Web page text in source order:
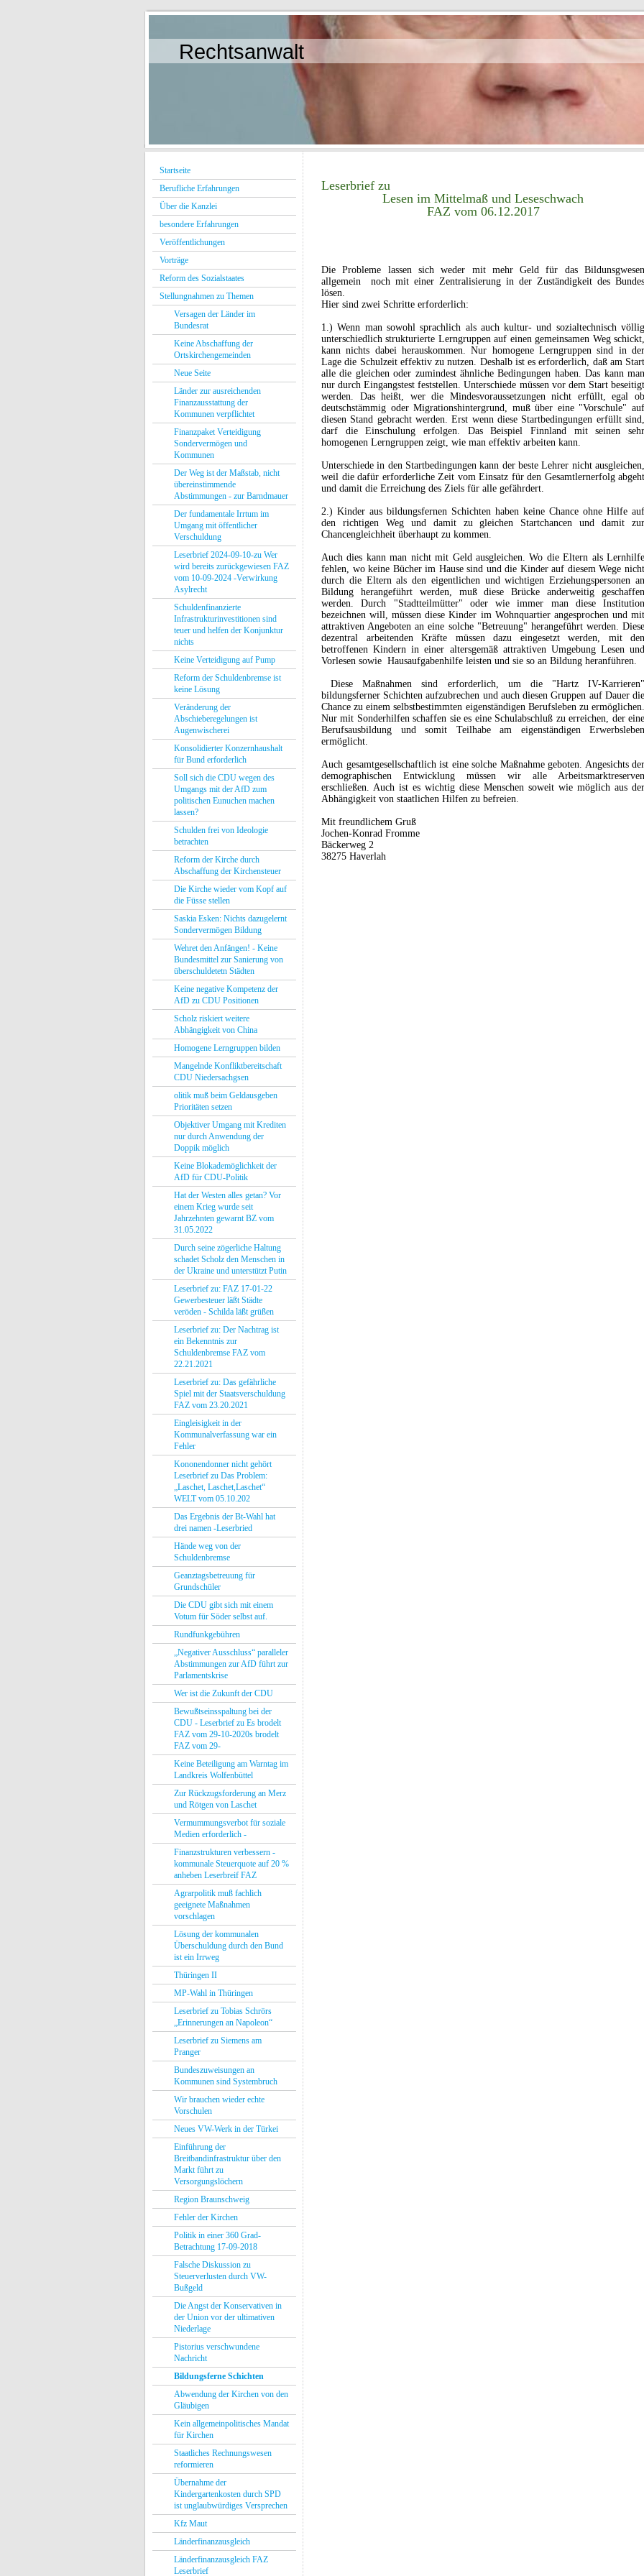
Rechtsanwalt
Startseite
Berufliche Erfahrungen
Über die Kanzlei
besondere Erfahrungen
Veröffentlichungen
Vorträge
Reform des Sozialstaates
Stellungnahmen zu Themen
Versagen der Länder im
Bundesrat
Keine Abschaffung der
Ortskirchengemeinden
Neue Seite
Länder zur ausreichenden
Finanzausstattung der
Kommunen verpflichtet
Finanzpaket Verteidigung
Sondervermögen und
Kommunen
Der Weg ist der Maßstab, nicht
übereinstimmende
Abstimmungen - zur Barndmauer
Der fundamentale Irrtum im
Umgang mit öffentlicher
Verschuldung
Leserbrief 2024-09-10-zu Wer
wird bereits zurückgewiesen FAZ
vom 10-09-2024 -Verwirkung
Asylrecht
Schuldenfinanzierte
Infrastrukturinvestitionen sind
teuer und helfen der Konjunktur
nichts
Keine Verteidigung auf Pump
Reform der Schuldenbremse ist
keine Lösung
Veränderung der
Abschieberegelungen ist
Augenwischerei
Konsolidierter Konzernhaushalt
für Bund erforderlich
Soll sich die CDU wegen des
Umgangs mit der AfD zum
politischen Eunuchen machen
lassen?
Schulden frei von Ideologie
betrachten
Reform der Kirche durch
Abschaffung der Kirchensteuer
Die Kirche wieder vom Kopf auf
die Füsse stellen
Saskia Esken: Nichts dazugelernt
Sondervermögen Bildung
Wehret den Anfängen! - Keine
Bundesmittel zur Sanierung von
überschuldetetn Städten
Keine negative Kompetenz der
AfD zu CDU Positionen
Scholz riskiert weitere
Abhängigkeit von China
Homogene Lerngruppen bilden
Mangelnde Konfliktbereitschaft
CDU Niedersachgsen
olitik muß beim Geldausgeben
Prioritäten setzen
Objektiver Umgang mit Krediten
nur durch Anwendung der
Doppik möglich
Keine Blokademöglichkeit der
AfD für CDU-Politik
Hat der Westen alles getan? Vor
einem Krieg wurde seit
Jahrzehnten gewarnt BZ vom
31.05.2022
Durch seine zögerliche Haltung
schadet Scholz den Menschen in
der Ukraine und unterstützt Putin
Leserbrief zu: FAZ 17-01-22
Gewerbesteuer läßt Städte
veröden - Schilda läßt grüßen
Leserbrief zu: Der Nachtrag ist
ein Bekenntnis zur
Schuldenbremse FAZ vom
22.21.2021
Leserbrief zu: Das gefährliche
Spiel mit der Staatsverschuldung
FAZ vom 23.20.2021
Eingleisigkeit in der
Kommunalverfassung war ein
Fehler
Kononendonner nicht gehört
Leserbrief zu Das Problem:
„Laschet, Laschet,Laschet“
WELT vom 05.10.202
Das Ergebnis der Bt-Wahl hat
drei namen -Leserbried
Hände weg von der
Schuldenbremse
Geanztagsbetreuung für
Grundschüler
Die CDU gibt sich mit einem
Votum für Söder selbst auf.
Rundfunkgebühren
„Negativer Ausschluss“ paralleler
Abstimmungen zur AfD führt zur
Parlamentskrise
Wer ist die Zukunft der CDU
Bewußtseinsspaltung bei der
CDU - Leserbrief zu Es brodelt
FAZ vom 29-10-2020s brodelt
FAZ vom 29-
Keine Beteiligung am Warntag im
Landkreis Wolfenbüttel
Zur Rückzugsforderung an Merz
und Rötgen von Laschet
Vermummungsverbot für soziale
Medien erforderlich -
Finanzstrukturen verbessern -
kommunale Steuerquote auf 20 %
anheben Leserbreif FAZ
Agrarpolitik muß fachlich
geeignete Maßnahmen
vorschlagen
Lösung der kommunalen
Überschuldung durch den Bund
ist ein Irrweg
Thüringen II
MP-Wahl in Thüringen
Leserbrief zu Tobias Schrörs
„Erinnerungen an Napoleon“
Leserbrief zu Siemens am
Pranger
Bundeszuweisungen an
Kommunen sind Systembruch
Wir brauchen wieder echte
Vorschulen
Neues VW-Werk in der Türkei
Einführung der
Breitbandinfrastruktur über den
Markt führt zu
Versorgungslöchern
Region Braunschweig
Fehler der Kirchen
Politik in einer 360 Grad-
Betrachtung 17-09-2018
Falsche Diskussion zu
Steuerverlusten durch VW-
Bußgeld
Die Angst der Konservativen in
der Union vor der ultimativen
Niederlage
Pistorius verschwundene
Nachricht
Bildungsferne Schichten
Abwendung der Kirchen von den
Gläubigen
Kein allgemeinpolitisches Mandat
für Kirchen
Staatliches Rechnungswesen
reformieren
Übernahme der
Kindergartenkosten durch SPD
ist unglaubwürdiges Versprechen
Kfz Maut
Länderfinanzausgleich
Länderfinanzausgleich FAZ
Leserbrief
Leserbrief zu
Lesen im Mittelmaß und Leseschwach
FAZ vom 06.12.2017
Die Probleme lassen sich weder mit mehr Geld für das Bildunsgwesen
allgemein noch mit einer Zentralisierung in der Zuständigkeit des Bundes
lösen.
Hier sind zwei Schritte erforderlich:
1.) Wenn man sowohl sprachlich als auch kultur- und sozialtechnisch völlig
unterschiedlich strukturierte Lerngruppen auf einen gemeinsamen Weg schickt,
kann nichts dabei herauskommen. Nur homogene Lerngruppen sind in der
Lage die Schulzeit effektiv zu nutzen. Deshalb ist es erforderlich, daß am Start
alle die gleichen oder zumindest ähnliche Bedingungen haben. Das kann man
nur durch Eingangstest feststellen. Unterschiede müssen vor dem Start beseitigt
werden. Das heißt, wer die Mindesvoraussetzungen nicht erfüllt, egal ob
deutschstämmig oder Migrationshintergrund, muß über eine "Vorschule" auf
diesen Stand gebracht werden. Erst wenn diese Startbedingungen erfüllt sind,
darf die Einschulung erfolgen. Das Beispiel Finnland mit seinen sehr
homogenen Lerngruppen zeigt, wie man effektiv arbeiten kann.
Unterschiede in den Startbedingungen kann der beste Lehrer nicht ausgleichen,
weil die dafür erforderliche Zeit vom Einsatz für den Gesamtlernerfolg abgeht
und damit die Erreichung des Ziels für alle gefährdert.
2.) Kinder aus bildungsfernen Schichten haben keine Chance ohne Hilfe auf
den richtigen Weg und damit zu gleichen Startchancen und damit zur
Chancengleichheit überhaupt zu kommen.
Auch dies kann man nicht mit Geld ausgleichen. Wo die Eltern als Lernhilfe
fehlen, wo keine Bücher im Hause sind und die Kinder auf diesem Wege nicht
durch die Eltern als den eigentlichen und wichtigen Erziehungspersonen an
Bildung herangeführt werden, muß diese Brücke anderweitig geschaffen
werden. Durch "Stadtteilmütter" oder wie immer man diese Institution
bezeichnen will, müssen diese Kinder im Wohnquartier angesprochen und mit
attraktiven Angeboten an eine solche "Betreuung" herangeführt werden. Diese
dezentral arbeitenden Kräfte müssen dazu eingesetzt werden, mit den
betroffenen Kindern in einer altersgemäß attraktiven Umgebung Lesen und
Vorlesen sowie Hausaufgabenhilfe leisten und sie so an Bildung heranführen.
Diese Maßnahmen sind erforderlich, um die "Hartz IV-Karrieren"
bildungsferner Schichten aufzubrechen und auch diesen Gruppen auf Dauer die
Chance zu einem selbstbestimmten eigenständigen Berufsleben zu ermöglichen.
Nur mit Sonderhilfen schaffen sie es eine Schulabschluß zu erreichen, der eine
Berufsausbildung und somit Teilhabe am eigenständigen Erwerbsleben
ermöglicht.
Auch gesamtgesellschaftlich ist eine solche Maßnahme geboten. Angesichts der
demographischen Entwicklung müssen wir alle Arbeitsmarktreserven
erschließen. Auch ist es wichtig diese Menschen soweit wie möglich aus der
Abhängigkeit von staatlichen Hilfen zu befreien.
Mit freundlichem Gruß
Jochen-Konrad Fromme
Bäckerweg 2
38275 Haverlah